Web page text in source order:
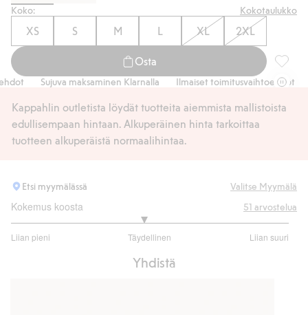
Koko: Kokotaulukko
XS S M L XL 2XL
Osta
Sujuva maksaminen Klarnalla Ilmaiset toimitusvaihtoehdot
Kappahlin outletista löydät tuotteita aiemmista mallistoista
edullisempaan hintaan. Alkuperäinen hinta tarkoittaa
tuotteen alkuperäistä normaalihintaa.
Etsi myymälässä Valitse Myymälä
Kokemus koosta
Liian pieni Täydellinen Liian suuri
/
51 arvostelua
Yhdistä